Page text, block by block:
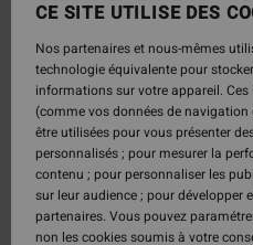
CE SITE UTILISE DES
Nos partenaires et nous-mêmes
technologie équivalente pour
informations sur votre appareil.
(comme vos données de navigation
être utilisées pour vous présenter
personnalisés ; pour mesurer la
contenu ; pour personnaliser les
sur leur audience ; pour développer
partenaires. Vous pouvez
non les cookies soumis à votre